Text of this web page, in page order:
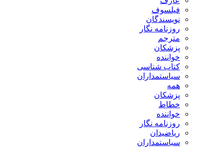
فیلسوف
نویسندگان
روزنامه نگار
مترجم
پزشکان
خواننده
کتاب شناسی
سیاستمداران
همه
پزشکان
خطاط
خواننده
روزنامه نگار
ریاضیدان
سیاستمداران